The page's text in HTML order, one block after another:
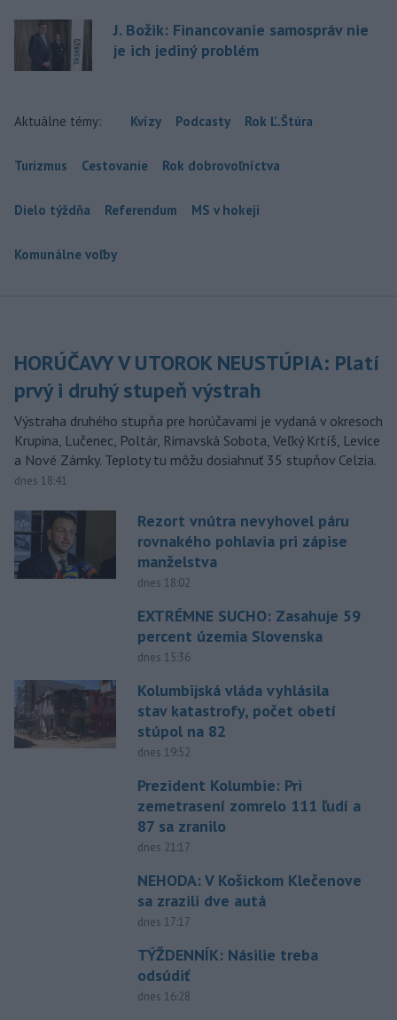
J. Božik: Financovanie samospráv nie
je ich jediný problém
Aktuálne témy: Kvízy Podcasty Rok Ľ.Štúra
Turizmus Cestovanie Rok dobrovoľníctva
Dielo týždňa Referendum MS v hokeji
Komunálne voľby
HORÚČAVY V UTOROK NEUSTÚPIA: Platí
prvý i druhý stupeň výstrah
Výstraha druhého stupňa pre horúčavami je vydaná v okresoch
Krupina, Lučenec, Poltár, Rimavská Sobota, Veľký Krtíš, Levice
a Nové Zámky. Teploty tu môžu dosiahnuť 35 stupňov Celzia.
dnes 18:41
Rezort vnútra nevyhovel páru
rovnakého pohlavia pri zápise
manželstva
dnes 18:02
EXTRÉMNE SUCHO: Zasahuje 59
percent územia Slovenska
dnes 15:36
Kolumbijská vláda vyhlásila
stav katastrofy, počet obetí
stúpol na 82
dnes 19:52
Prezident Kolumbie: Pri
zemetrasení zomrelo 111 ľudí a
87 sa zranilo
dnes 21:17
NEHODA: V Košickom Klečenove
sa zrazili dve autá
dnes 17:17
TÝŽDENNÍK: Násilie treba
odsúdiť
dnes 16:28